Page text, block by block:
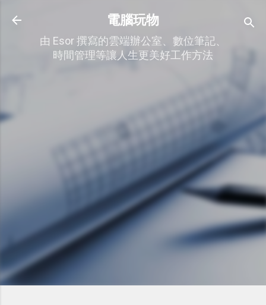
跳到主要內容
電腦玩物
由 Esor 撰寫的雲端辦公室、數位筆記、
時間管理等讓人生更美好工作方法